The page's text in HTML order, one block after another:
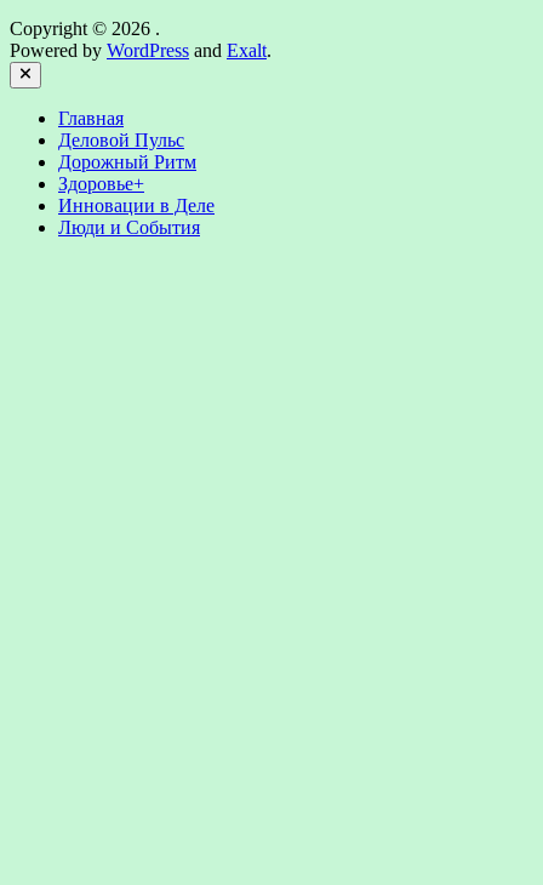
Copyright © 2026 .
Powered by WordPress and Exalt.
Close
Главная
Деловой Пульс
Дорожный Ритм
Здоровье+
Инновации в Деле
Люди и События